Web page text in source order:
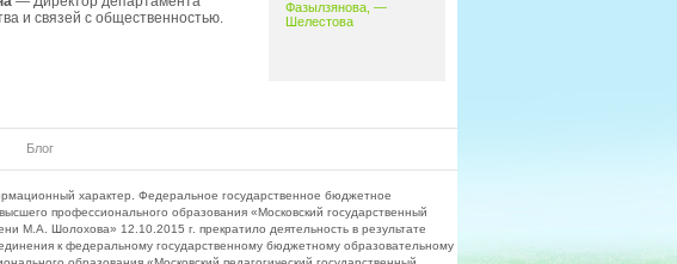
Фазылзянова, —
Шелестова
и связей с общественностью.
Блог
характер. Федеральное государственное бюджетное
профессионального образования «Московский государственный
М.А. Шолохова» 12.10.2015 г. прекратило деятельность в результате
к федеральному государственному бюджетному образовательному